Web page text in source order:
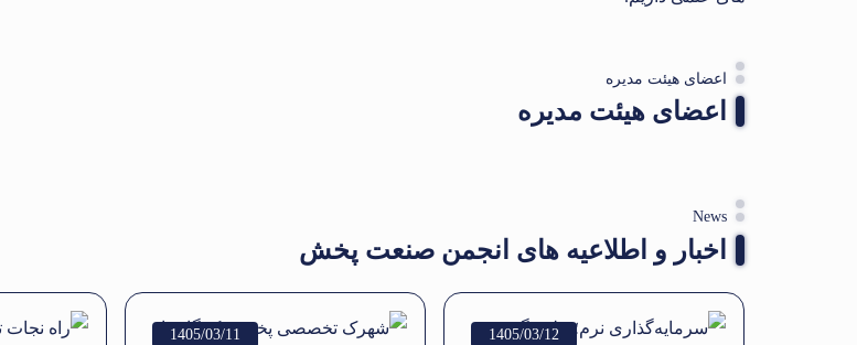
اعضای هیئت مدیره
اعضای هیئت مدیره
News
اخبار و اطلاعیه های انجمن صنعت پخش
1405/03/12
1405/03/11